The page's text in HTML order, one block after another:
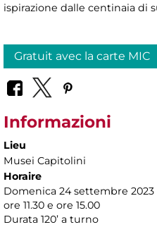
ispirazione dalle centinaia di
Gratuit avec la carte MIC
Informazioni
Lieu
Musei Capitolini
Horaire
Domenica 24 settembre 2023
ore 11.30 e ore 15.00
Durata 120’ a turno